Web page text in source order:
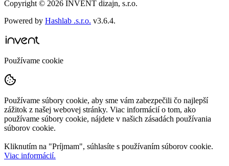
Copyright © 2026 INVENT dizajn, s.r.o.
Powered by Hashlab .s.r.o. v3.6.4.
Používame cookie
Používame súbory cookie, aby sme vám zabezpečili čo najlepší
zážitok z našej webovej stránky. Viac informácií o tom, ako
používame súbory cookie, nájdete v našich zásadách používania
súborov cookie.
Kliknutím na "Príjmam", súhlasíte s používaním súborov cookie.
Viac informácií.